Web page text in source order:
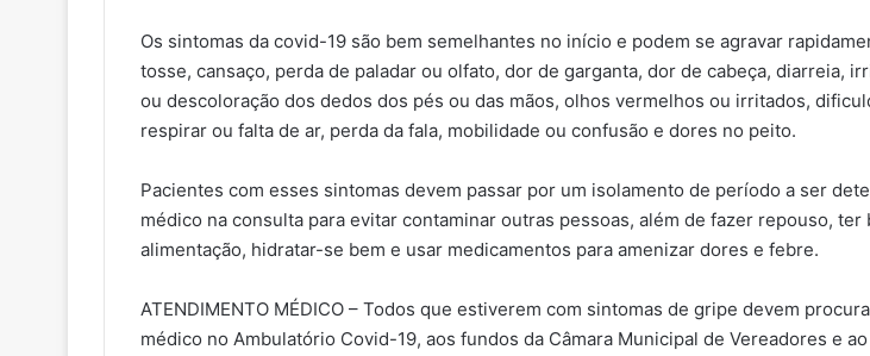
Os sintomas da covid-19 são bem semelhantes no início e podem se agravar
tosse, cansaço, perda de paladar ou olfato, dor de garganta, dor de cabeça, diarreia,
ou descoloração dos dedos dos pés ou das mãos, olhos vermelhos ou irritados,
respirar ou falta de ar, perda da fala, mobilidade ou confusão e dores no peito.
Pacientes com esses sintomas devem passar por um isolamento de período a ser
médico na consulta para evitar contaminar outras pessoas, além de fazer repouso, ter
alimentação, hidratar-se bem e usar medicamentos para amenizar dores e febre.
ATENDIMENTO MÉDICO – Todos que estiverem com sintomas de gripe devem
médico no Ambulatório Covid-19, aos fundos da Câmara Municipal de Vereadores e